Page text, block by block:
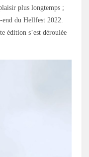
plus longtemps ;
du Hellfest 2022.
édition s’est déroulée